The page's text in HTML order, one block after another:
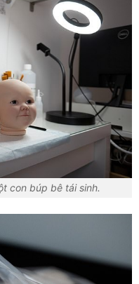
con búp bê tái sinh.